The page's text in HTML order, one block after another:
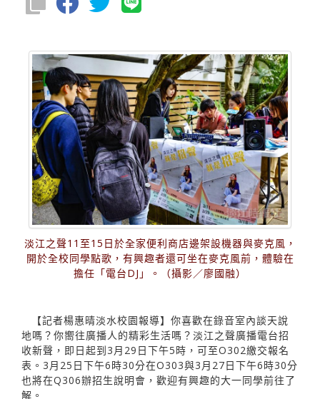
淡江之聲11至15日於全家便利商店邊架設機器與麥克風，
開於全校同學點歌，有興趣者還可坐在麥克風前，體驗在
擔任「電台DJ」。（攝影／廖國融）
【記者楊惠晴淡水校園報導】你喜歡在錄音室內談天說
地嗎？你嚮往廣播人的精彩生活嗎？淡江之聲廣播電台招
收新聲，即日起到3月29日下午5時，可至O302繳交報名
表。3月25日下午6時30分在O303與3月27日下午6時30分
也將在Q306辦招生說明會，歡迎有興趣的大一同學前往了
解。